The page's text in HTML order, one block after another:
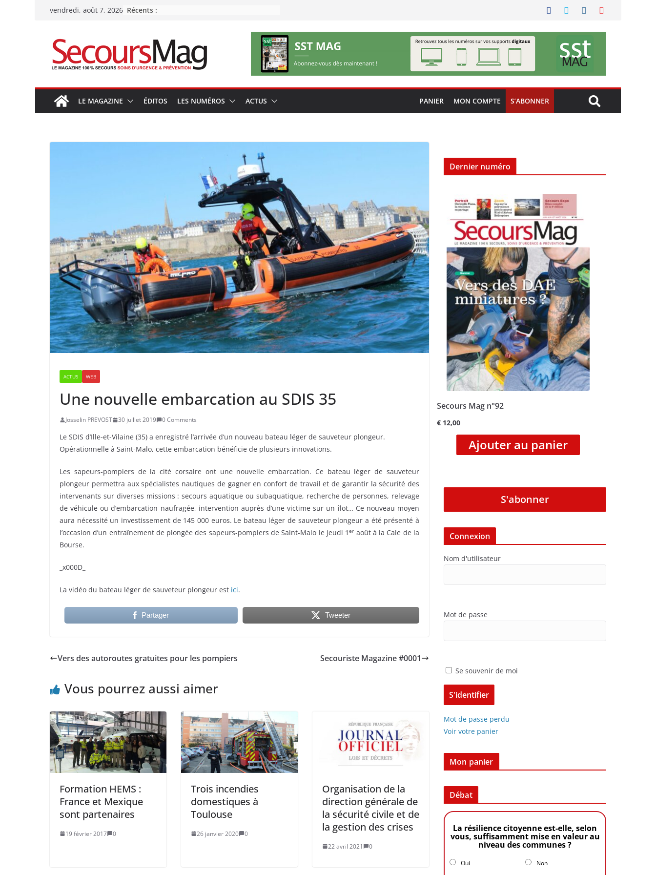
Passervendredi, août 7, 2026 Récents :
LE MAGAZINE ÉDITOS LES NUMÉROS ACTUS PANIER MON COMPTE S’ABONNER
ACTUS WEB
Une nouvelle embarcation au SDIS 35
Josselin PREVOST 30 juillet 2019 0 Comments
Le SDIS d’Ille-et-Vilaine (35) a enregistré l’arrivée d’un nouveau bateau léger de sauveteur plongeur.
Opérationnelle à Saint-Malo, cette embarcation bénéficie de plusieurs innovations.
Les sapeurs-pompiers de la cité corsaire ont une nouvelle embarcation. Ce bateau léger de sauveteur
plongeur permettra aux spécialistes nautiques de gagner en confort de travail et de garantir la sécurité des
intervenants sur diverses missions : secours aquatique ou subaquatique, recherche de personnes, relevage
de véhicule ou d’embarcation naufragée, intervention auprès d’une victime sur un îlot… Ce nouveau moyen
aura nécessité un investissement de 145 000 euros. Le bateau léger de sauveteur plongeur a été présenté à
l’occasion d’un entraînement de plongée des sapeurs-pompiers de Saint-Malo le jeudi 1er août à la Cale de la
Bourse.
_x000D_
La vidéo du bateau léger de sauveteur plongeur est ici.
Partager Tweeter
Vers des autoroutes gratuites pour les pompiers Secouriste Magazine #0001
Vous pourrez aussi aimer
Formation HEMS :
France et Mexique
sont partenaires
19 février 2017 0
Trois incendies
domestiques à
Toulouse
26 janvier 2020 0
Organisation de la
direction générale de
la sécurité civile et de
la gestion des crises
22 avril 2021 0
Dernier numéro
Secours Mag n°92
€ 12,00
Ajouter au panier
S'abonner
Connexion
Nom d'utilisateur
Mot de passe
Se souvenir de moi
Mot de passe perdu
Voir votre panier
Mon panier
Débat
La résilience citoyenne est-elle, selon
vous, suffisamment mise en valeur au
niveau des communes ?
Oui Non